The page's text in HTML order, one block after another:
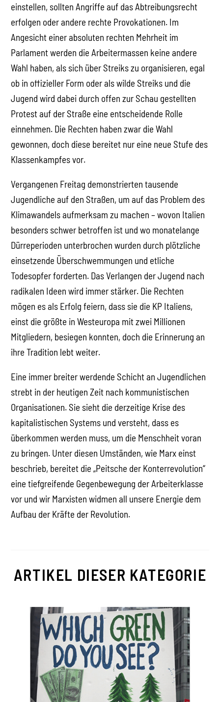
einstellen, sollten Angriffe auf das Abtreibungsrecht
erfolgen oder andere rechte Provokationen. Im
Angesicht einer absoluten rechten Mehrheit im
Parlament werden die Arbeitermassen keine andere
Wahl haben, als sich über Streiks zu organisieren, egal
ob in offizieller Form oder als wilde Streiks und die
Jugend wird dabei durch offen zur Schau gestellten
Protest auf der Straße eine entscheidende Rolle
einnehmen. Die Rechten haben zwar die Wahl
gewonnen, doch diese bereitet nur eine neue Stufe des
Klassenkampfes vor.
Vergangenen Freitag demonstrierten tausende
Jugendliche auf den Straßen, um auf das Problem des
Klimawandels aufmerksam zu machen – wovon Italien
besonders schwer betroffen ist und wo monatelange
Dürreperioden unterbrochen wurden durch plötzliche
einsetzende Überschwemmungen und etliche
Todesopfer forderten. Das Verlangen der Jugend nach
radikalen Ideen wird immer stärker. Die Rechten
mögen es als Erfolg feiern, dass sie die KP Italiens,
einst die größte in Westeuropa mit zwei Millionen
Mitgliedern, besiegen konnten, doch die Erinnerung an
ihre Tradition lebt weiter.
Eine immer breiter werdende Schicht an Jugendlichen
strebt in der heutigen Zeit nach kommunistischen
Organisationen. Sie sieht die derzeitige Krise des
kapitalistischen Systems und versteht, dass es
überkommen werden muss, um die Menschheit voran
zu bringen. Unter diesen Umständen, wie Marx einst
beschrieb, bereitet die „Peitsche der Konterrevolution“
eine tiefgreifende Gegenbewegung der Arbeiterklasse
vor und wir Marxisten widmen all unsere Energie dem
Aufbau der Kräfte der Revolution.
ARTIKEL DIESER KATEGORIE